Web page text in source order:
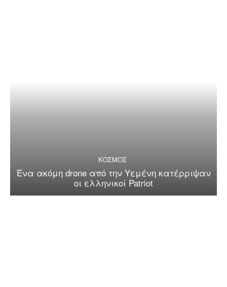
ΚΟΣΜΟΣ
Ένα ακόμη drone από την Υεμένη κατέρριψαν
οι ελληνικοί Patriot